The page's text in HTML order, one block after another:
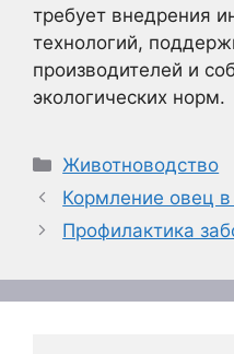
требует внедрения
технологий,
производителей и
экологических норм.
Рубрики
Животноводство
Кормление овец
Профилактика